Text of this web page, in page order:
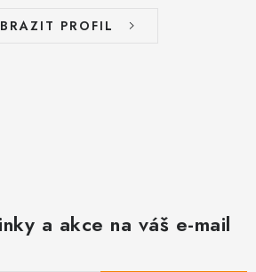
PROFIL
a akce na váš e-mail